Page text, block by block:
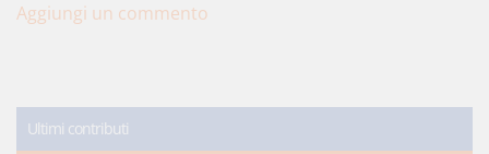
Aggiungi un commento
Ultimi contributi
anziché570.00€,risparmi il 21%!